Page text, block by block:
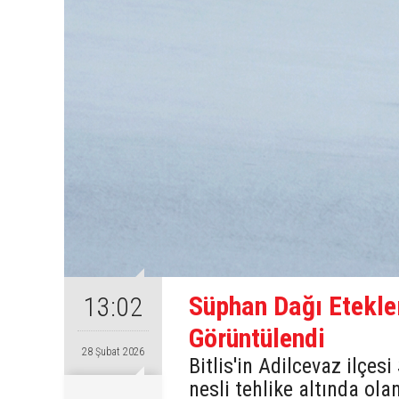
13:02
28 Şubat 2026
Süphan Dağı
Görüntülendi
Bitlis'in Adilcevaz ilçesi
nesli tehlike altında